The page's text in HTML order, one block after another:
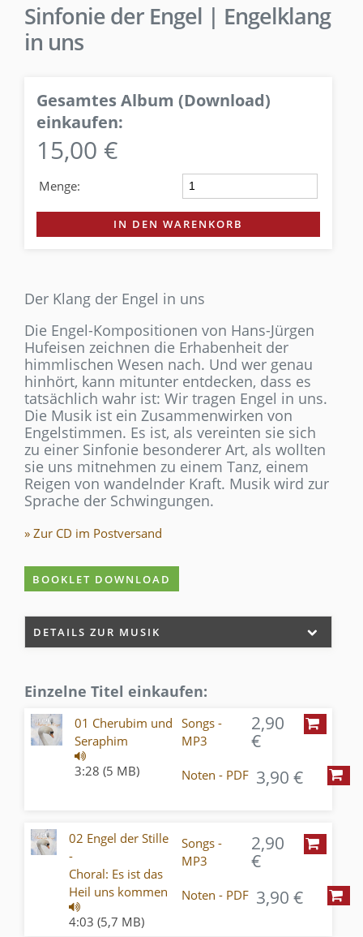
Sinfonie der Engel | Engelklang
in uns
Gesamtes Album (Download)
einkaufen:
15,00 €
Menge:
IN DEN WARENKORB
Der Klang der Engel in uns
Die Engel-Kompositionen von Hans-Jürgen
Hufeisen zeichnen die Erhabenheit der
himmlischen Wesen nach. Und wer genau
hinhört, kann mitunter entdecken, dass es
tatsächlich wahr ist: Wir tragen Engel in uns.
Die Musik ist ein Zusammenwirken von
Engelstimmen. Es ist, als vereinten sie sich
zu einer Sinfonie besonderer Art, als wollten
sie uns mitnehmen zu einem Tanz, einem
Reigen von wandelnder Kraft. Musik wird zur
Sprache der Schwingungen.
» Zur CD im Postversand
BOOKLET DOWNLOAD
DETAILS ZUR MUSIK
Einzelne Titel einkaufen:
01 Cherubim und
Seraphim
3:28 (5 MB)
Songs -
MP3
2,90
€
Noten - PDF 3,90 €
02 Engel der Stille
-
Choral: Es ist das
Heil uns kommen
4:03 (5,7 MB)
Songs -
MP3
2,90
€
Noten - PDF 3,90 €